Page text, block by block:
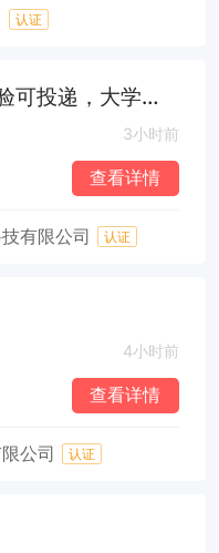
认证
质检专员（应届生，无经验可投递，大学生见习基地）
3小时前
查看详情
有限公司 认证
4小时前
查看详情
公司 认证